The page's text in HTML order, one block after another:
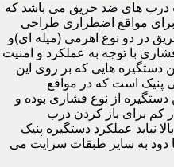
درب های ضد حریق می باشد که
برای مواقع اضطراری طراحی
در دو نوع اهرمی (میله ای)و
با توجه به عملکرد و امنیت
دستگیره هایی که بر روی این
پنیک است که در مواقع
از نوع فشاری بوده و
کم برای باز کردن درب
نباید عملکرد دستگیره پنیک
دود به سایر طبقات سرایت می